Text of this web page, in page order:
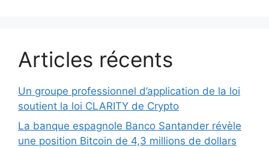
Articles récents
Un groupe professionnel d’application de la loi
soutient la loi CLARITY de Crypto
La banque espagnole Banco Santander révèle
une position Bitcoin de 4,3 millions de dollars